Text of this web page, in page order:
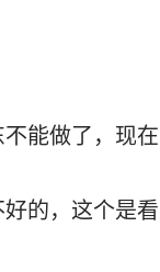
能做了，现在
的，这个是看